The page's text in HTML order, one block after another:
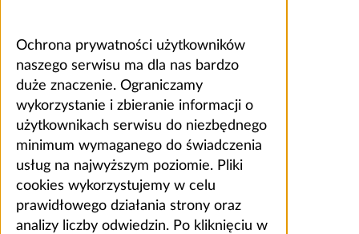
Ochrona prywatności użytkowników
naszego serwisu ma dla nas bardzo
duże znaczenie. Ograniczamy
wykorzystanie i zbieranie informacji o
użytkownikach serwisu do niezbędnego
minimum wymaganego do świadczenia
usług na najwyższym poziomie. Pliki
cookies wykorzystujemy w celu
prawidłowego działania strony oraz
analizy liczby odwiedzin. Po kliknięciu w